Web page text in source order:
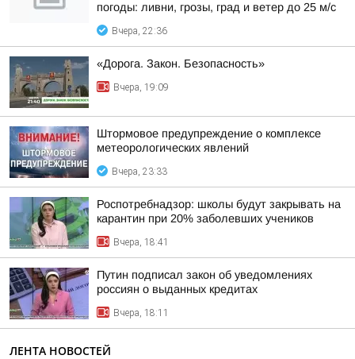
погоды: ливни, грозы, град и ветер до 25 м/с
Вчера, 22:36
«Дорога. Закон. Безопасность»
Вчера, 19:09
Штормовое предупреждение о комплексе
метеорологических явлений
Вчера, 23:33
Роспотребнадзор: школы будут закрывать на
карантин при 20% заболевших учеников
Вчера, 18:41
Путин подписал закон об уведомлениях
россиян о выданных кредитах
Вчера, 18:11
ЛЕНТА НОВОСТЕЙ